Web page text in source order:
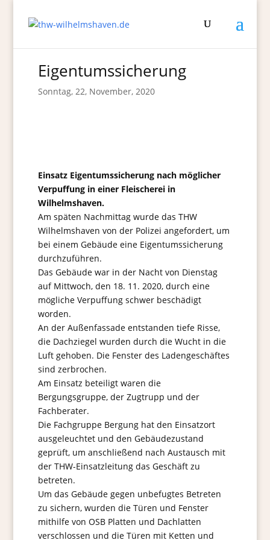
Eigentumssicherung
Sonntag, 22, November, 2020
Einsatz Eigentumssicherung nach möglicher
Verpuffung in einer Fleischerei in
Wilhelmshaven.
Am späten Nachmittag wurde das THW
Wilhelmshaven von der Polizei angefordert, um
bei einem Gebäude eine Eigentumssicherung
durchzuführen.
Das Gebäude war in der Nacht von Dienstag
auf Mittwoch, den 18. 11. 2020, durch eine
mögliche Verpuffung schwer beschädigt
worden.
An der Außenfassade entstanden tiefe Risse,
die Dachziegel wurden durch die Wucht in die
Luft gehoben. Die Fenster des Ladengeschäftes
sind zerbrochen.
Am Einsatz beteiligt waren die
Bergungsgruppe, der Zugtrupp und der
Fachberater.
Die Fachgruppe Bergung hat den Einsatzort
ausgeleuchtet und den Gebäudezustand
geprüft, um anschließend nach Austausch mit
der THW-Einsatzleitung das Geschäft zu
betreten.
Um das Gebäude gegen unbefugtes Betreten
zu sichern, wurden die Türen und Fenster
mithilfe von OSB Platten und Dachlatten
verschlossen und die Türen mit Ketten und